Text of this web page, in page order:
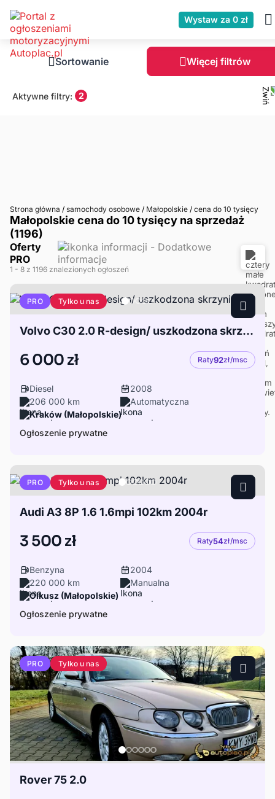
Wystaw za 0 zł
Sortowanie Więcej filtrów
Aktywne filtry: 2
Strona główna / samochody osobowe / Małopolskie / cena do 10 tysięcy
Małopolskie cena do 10 tysięcy na sprzedaż
(1196)
Oferty
PRO
1 - 8 z 1196 znalezionych ogłoszeń
PRO Tylko u nas
Volvo C30 2.0 R-design/ uszkodzona skrzynia
6 000 zł Raty92zł/msc
Diesel
2008
206 000 km
Automatyczna
Kraków (Małopolskie)
Ogłoszenie prywatne
PRO Tylko u nas
Audi A3 8P 1.6 1.6mpi 102km 2004r
3 500 zł Raty54zł/msc
Benzyna
2004
220 000 km
Manualna
Olkusz (Małopolskie)
Ogłoszenie prywatne
PRO Tylko u nas
Rover 75 2.0